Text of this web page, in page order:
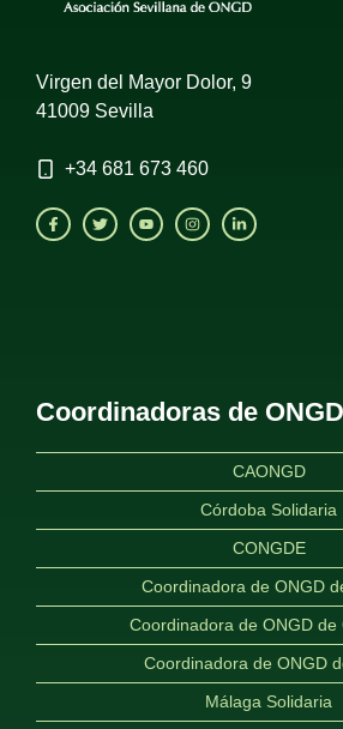
Virgen del Mayor Dolor, 9
41009 Sevilla
+34 681 673 460
Coordinadoras de ONGD
CAONGD
Córdoba Solidaria
CONGDE
Coordinadora de ONGD
Coordinadora de ONGD de
Coordinadora de ONGD
Málaga Solidaria